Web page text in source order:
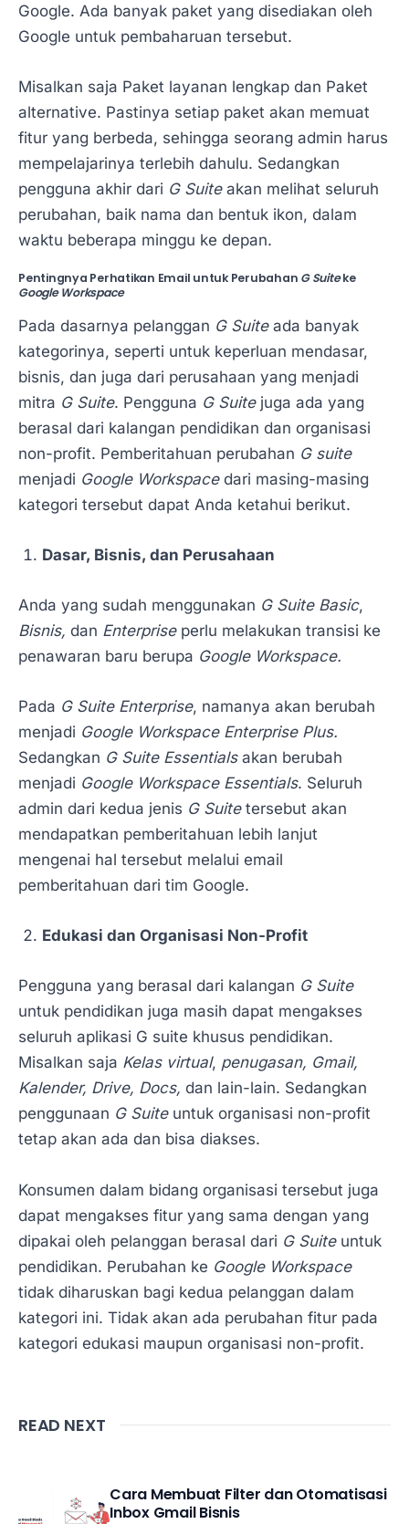
Google. Ada banyak paket yang disediakan oleh
Google untuk pembaharuan tersebut.
Misalkan saja Paket layanan lengkap dan Paket
alternative. Pastinya setiap paket akan memuat
fitur yang berbeda, sehingga seorang admin harus
mempelajarinya terlebih dahulu. Sedangkan
pengguna akhir dari G Suiteakan melihat seluruh
perubahan, baik nama dan bentuk ikon, dalam
waktu beberapa minggu ke depan.
Pentingnya Perhatikan Email untuk Perubahan G Suiteke
Google Workspace
Pada dasarnya pelanggan G Suiteada banyak
kategorinya, seperti untuk keperluan mendasar,
bisnis, dan juga dari perusahaan yang menjadi
mitra G Suite. Pengguna G Suitejuga ada yang
berasal dari kalangan pendidikan dan organisasi
non-profit. Pemberitahuan perubahan G suite
menjadi Google Workspacedari masing-masing
kategori tersebut dapat Anda ketahui berikut.
Dasar, Bisnis, dan Perusahaan
Anda yang sudah menggunakan G Suite Basic,
Bisnis, dan Enterpriseperlu melakukan transisi ke
penawaran baru berupa Google Workspace.
Pada G Suite Enterprise, namanya akan berubah
menjadi Google Workspace Enterprise Plus.
Sedangkan G Suite Essentialsakan berubah
menjadi Google Workspace Essentials. Seluruh
admin dari kedua jenis G Suitetersebut akan
mendapatkan pemberitahuan lebih lanjut
mengenai hal tersebut melalui email
pemberitahuan dari tim Google.
Edukasi dan Organisasi Non-Profit
Pengguna yang berasal dari kalangan G Suite
untuk pendidikan juga masih dapat mengakses
seluruh aplikasi G suite khusus pendidikan.
Misalkan saja Kelas virtual, penugasan, Gmail,
Kalender, Drive, Docs, dan lain-lain. Sedangkan
penggunaan G Suiteuntuk organisasi non-profit
tetap akan ada dan bisa diakses.
Konsumen dalam bidang organisasi tersebut juga
dapat mengakses fitur yang sama dengan yang
dipakai oleh pelanggan berasal dari G Suiteuntuk
pendidikan. Perubahan ke Google Workspace
tidak diharuskan bagi kedua pelanggan dalam
kategori ini. Tidak akan ada perubahan fitur pada
kategori edukasi maupun organisasi non-profit.
READ NEXT
Cara Membuat Filter dan Otomatisasi
Inbox Gmail Bisnis